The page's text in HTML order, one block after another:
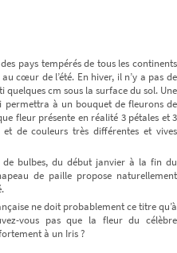
pays tempérés de tous les continents
cœur de l’été. En hiver, il n’y a pas de
cm sous la surface du sol. Une
permettra à un bouquet de fleurons de
fleur présente en réalité 3 pétales et 3
de couleurs très différentes et vives
de bulbes, du début janvier à la fin du
de paille propose naturellement
ne doit probablement ce titre qu’à
vous pas que la fleur du célèbre
à un Iris ?